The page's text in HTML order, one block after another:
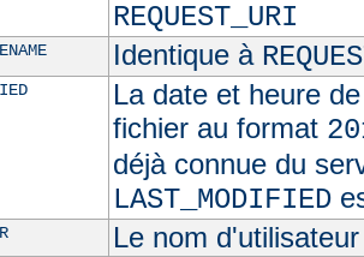
REQUEST_URI
Identique à
La date et heure
fichier au format
déjà connue du
LAST_MODIFIED
Le nom